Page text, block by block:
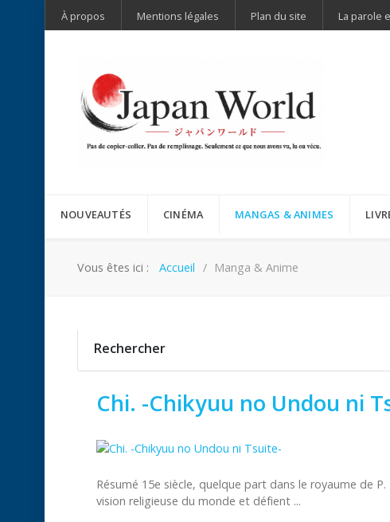
À propos Mentions légales Plan du site La parole
NOUVEAUTÉS CINÉMA MANGAS & ANIMES
Vous êtes ici : Accueil Manga & Anime
Rechercher
Chi. -Chikyuu no Undou ni
Résumé 15e siècle, quelque part dans le royaume de
vision religieuse du monde et défient ...